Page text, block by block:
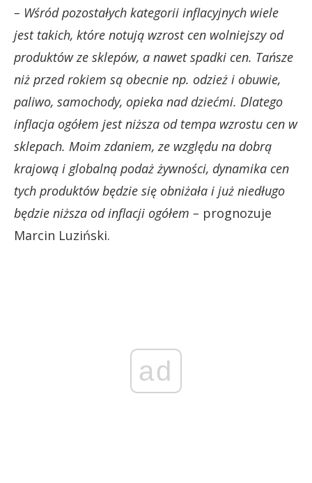
– Wśród pozostałych kategorii inflacyjnych wiele
jest takich, które notują wzrost cen wolniejszy od
produktów ze sklepów, a nawet spadki cen. Tańsze
niż przed rokiem są obecnie np. odzież i obuwie,
paliwo, samochody, opieka nad dziećmi. Dlatego
inflacja ogółem jest niższa od tempa wzrostu cen w
sklepach. Moim zdaniem, ze względu na dobrą
krajową i globalną podaż żywności, dynamika cen
tych produktów będzie się obniżała i już niedługo
będzie niższa od inflacji ogółem – prognozuje
Marcin Luziński.
ad